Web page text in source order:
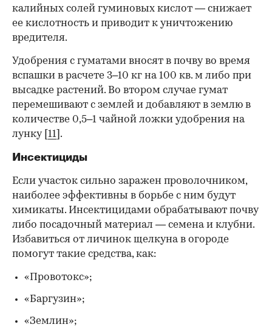
калийных солей гуминовых кислот — снижает
ее кислотность и приводит к уничтожению
вредителя.
Удобрения с гуматами вносят в почву во время
вспашки в расчете 3–10 кг на 100 кв. м либо при
высадке растений. Во втором случае гумат
перемешивают с землей и добавляют в землю в
количестве 0,5–1 чайной ложки удобрения на
лунку [ 11 ].
Инсектициды
Если участок сильно заражен проволочником,
наиболее эффективны в борьбе с ним будут
химикаты. Инсектицидами обрабатывают почву
либо посадочный материал — семена и клубни.
Избавиться от личинок щелкуна в огороде
помогут такие средства, как:
«Провотокс»;
«Баргузин»;
«Землин»;